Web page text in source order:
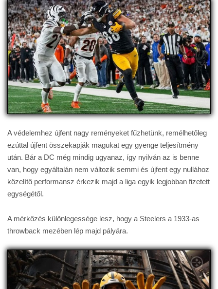
A védelemhez újfent nagy reményeket fűzhetünk, remélhetőleg
ezúttal újfent összekapják magukat egy gyenge teljesítmény
után. Bár a DC még mindig ugyanaz, így nyilván az is benne
van, hogy egyáltalán nem változik semmi és újfent egy nullához
közelítő performansz érkezik majd a liga egyik legjobban fizetett
egységétől.
A mérkőzés különlegessége lesz, hogy a Steelers a 1933-as
throwback mezében lép majd pályára.